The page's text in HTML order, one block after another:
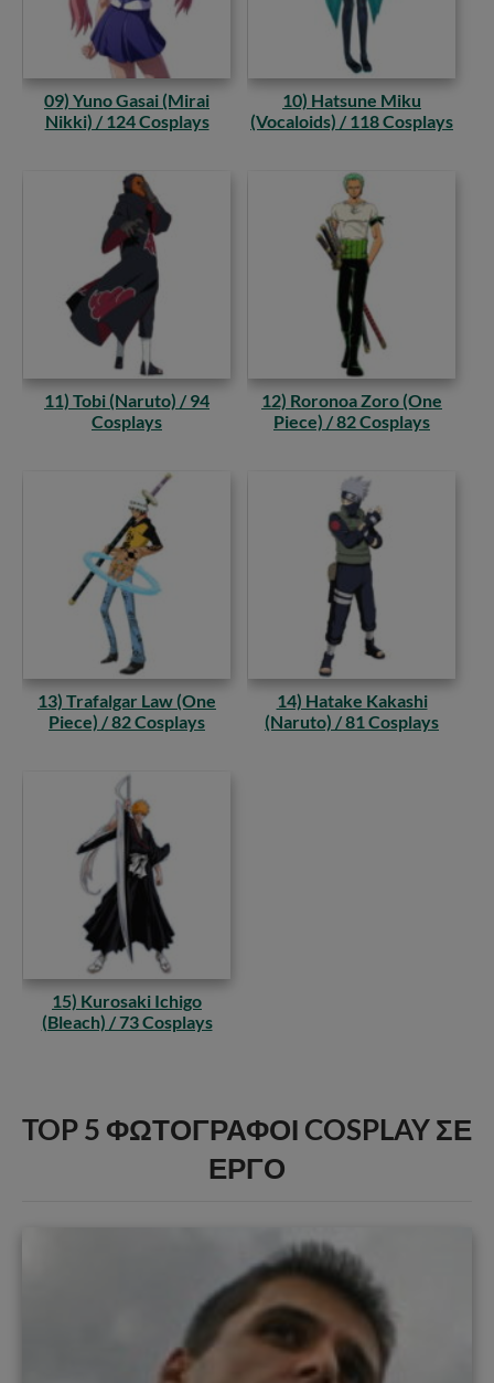
09) Yuno Gasai (Mirai
Nikki) / 124 Cosplays
10) Hatsune Miku
(Vocaloids) / 118 Cosplays
11) Tobi (Naruto) / 94
Cosplays
12) Roronoa Zoro (One
Piece) / 82 Cosplays
13) Trafalgar Law (One
Piece) / 82 Cosplays
14) Hatake Kakashi
(Naruto) / 81 Cosplays
15) Kurosaki Ichigo
(Bleach) / 73 Cosplays
TOP 5 ΦΩΤΟΓΡΑΦΟΙ COSPLAYΣΕ
ΕΡΓΟ